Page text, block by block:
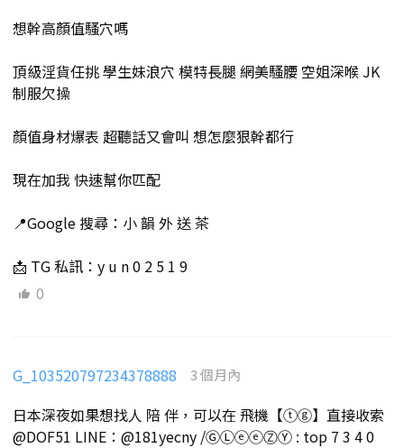
想幹高顏值騷穴嗎
頂級淫貨任挑 學生妹浪穴 模特長腿 網美騷腰 空姐深喉 JK
制服欠操
顏值身材爆表 超聽話又會叫 想怎麼狠幹都行
現在加我 快速幫你匹配
📍Google 搜尋：小 韻 外 送 茶
📩 TG 私訊：y u n 0 2 5 1 9
0
G_103520797234378888 3 個月內
日本深夜如果想找人 陪 伴，可以在 飛機【ⓣⓖ】直接收索
@DOF51 LINE：@181yecny /ⒼⓁⓔⓔⓏⓎ : top 7 3 4 0